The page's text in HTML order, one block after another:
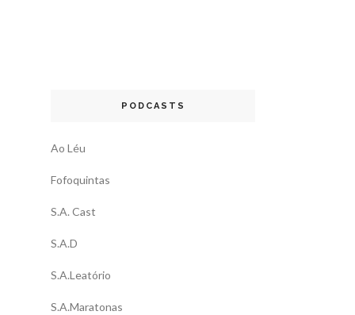
PODCASTS
Ao Léu
Fofoquintas
S.A. Cast
S.A.D
S.A.Leatório
S.A.Maratonas